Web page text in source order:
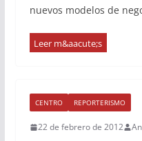
nuevos modelos de
CENTRO REPORTERISMO
22 de febrero de 2012